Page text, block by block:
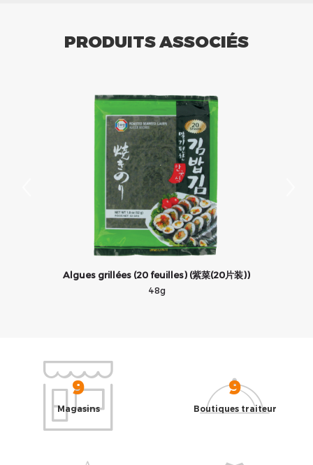
PRODUITS ASSOCIÉS
Algues grillées (20 feuilles) (紫菜(20片装))
48g
9
Magasins
9
Boutiques traiteur